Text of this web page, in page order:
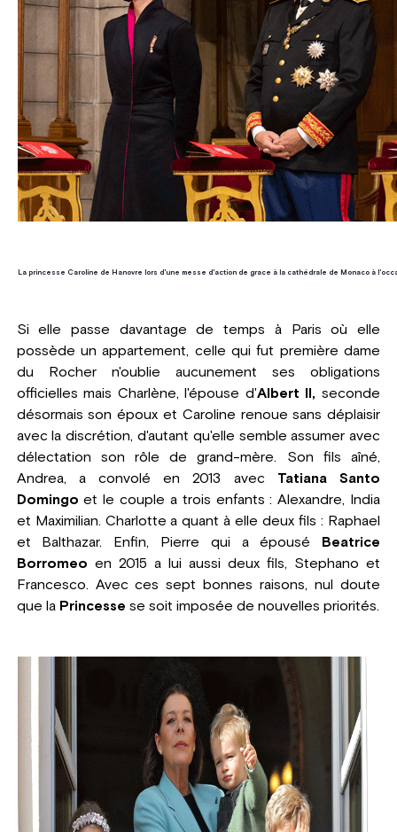
La princesse Caroline de Hanovre lors d'une messe d'action de grace à la cathédrale de Monaco à
Si elle passe davantage de temps à Paris où elle
possède un appartement, celle qui fut première dame
du Rocher n'oublie aucunement ses obligations
officielles mais Charlène, l'épouse d'Albert II, seconde
désormais son époux et Caroline renoue sans déplaisir
avec la discrétion, d'autant qu'elle semble assumer avec
délectation son rôle de grand-mère. Son fils aîné,
Andrea, a convolé en 2013 avec Tatiana Santo
Domingo et le couple a trois enfants : Alexandre, India
et Maximilian. Charlotte a quant à elle deux fils : Raphael
et Balthazar. Enfin, Pierre qui a épousé
Beatrice
Borromeo en 2015 a lui aussi deux fils, Stephano et
Francesco. Avec ces sept bonnes raisons, nul doute
que la Princesse se soit imposée de nouvelles priorités.